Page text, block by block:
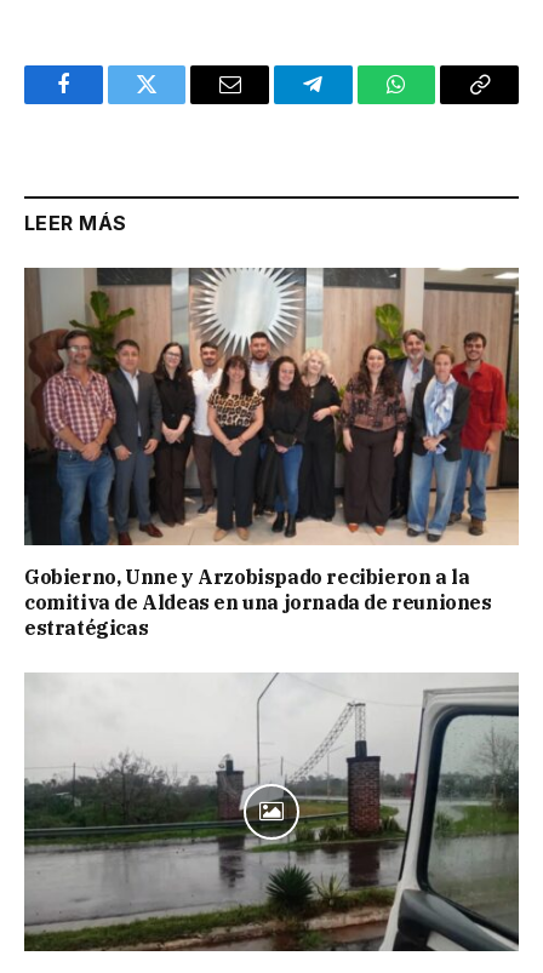
FacebookTwitter Email TelegramWhatsAppCopy
LEER MÁS
Gobierno, Unne y Arzobispado recibieron a la
comitiva de Aldeas en una jornada de reuniones
estratégicas